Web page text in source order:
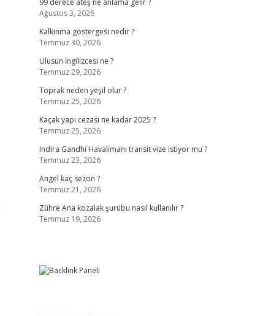
99 derece ateş ne anlama gelir ?
Ağustos 3, 2026
Kalkınma göstergesi nedir ?
Temmuz 30, 2026
Ulusun İngilizcesi ne ?
Temmuz 29, 2026
Toprak neden yeşil olur ?
Temmuz 25, 2026
Kaçak yapı cezası ne kadar 2025 ?
Temmuz 25, 2026
Indira Gandhi Havalimanı transit vize istiyor mu ?
Temmuz 23, 2026
Angel kaç sezon ?
Temmuz 21, 2026
Zühre Ana kozalak şurubu nasıl kullanılır ?
Temmuz 19, 2026